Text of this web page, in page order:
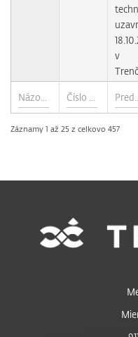
v
Záznamy 1 až 25 z celkovo 457